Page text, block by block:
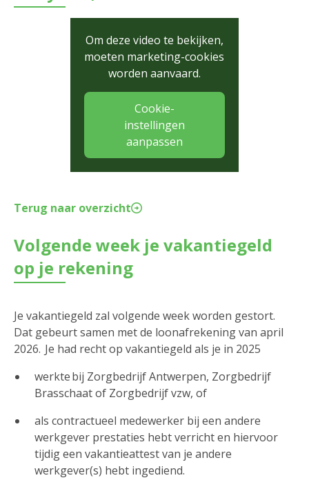
Om deze video te bekijken,
moeten marketing-cookies
worden aanvaard.
Cookie-
instellingen
aanpassen
Terug naar overzicht
Volgende week je vakantiegeld
op je rekening
Je vakantiegeld zal volgende week worden gestort.
Dat gebeurt samen met de loonafrekening van april
2026. Je had recht op vakantiegeld als je in 2025
werkte bij Zorgbedrijf Antwerpen, Zorgbedrijf
Brasschaat of Zorgbedrijf vzw, of
als contractueel medewerker bij een andere
werkgever prestaties hebt verricht en hiervoor
tijdig een vakantieattest van je andere
werkgever(s) hebt ingediend.